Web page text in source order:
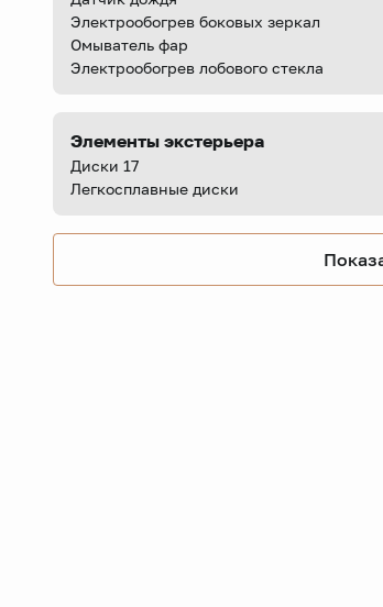
Электрообогрев боковых зеркал
Омыватель фар
Электрообогрев лобового стекла
Элементы экстерьера
Диски 17
Легкосплавные диски